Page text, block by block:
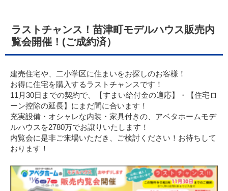
ラストチャンス！苗津町モデルハウス販売内
覧会開催！(ご成約済）
建売住宅や、二小学区に住まいをお探しのお客様！
お得に住宅を購入するラストチャンスです！
11月30日までの契約で、【すまい給付金の適応】・【住宅ロ
ーン控除の延長】にまだ間に合います！
充実設備・オシャレな内装・家具付きの、アベタホームモデ
ルハウスを2780万でお譲りいたします！
内覧会に是非ご来場いただき、ご検討ください！お待ちして
おります！